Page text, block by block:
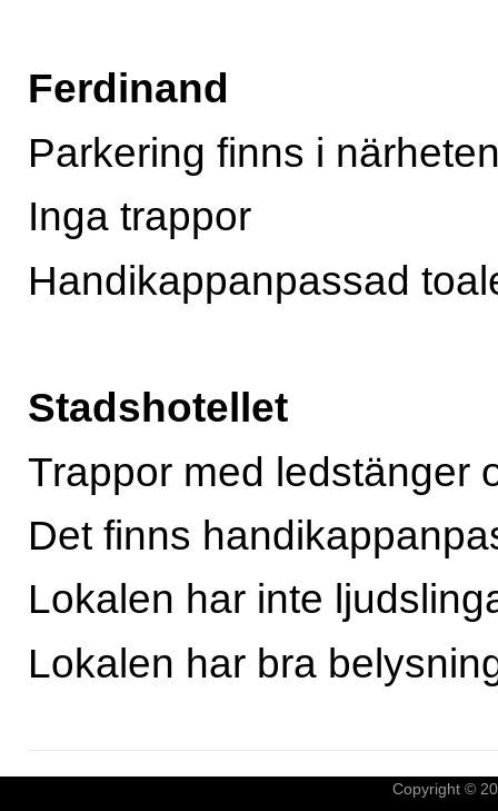
Ferdinand
Parkering finns i
Inga trappor
Handikappanpassad
Stadshotellet
Trappor med ledstänger
Det finns
Lokalen har inte
Lokalen har bra
Copyright ©